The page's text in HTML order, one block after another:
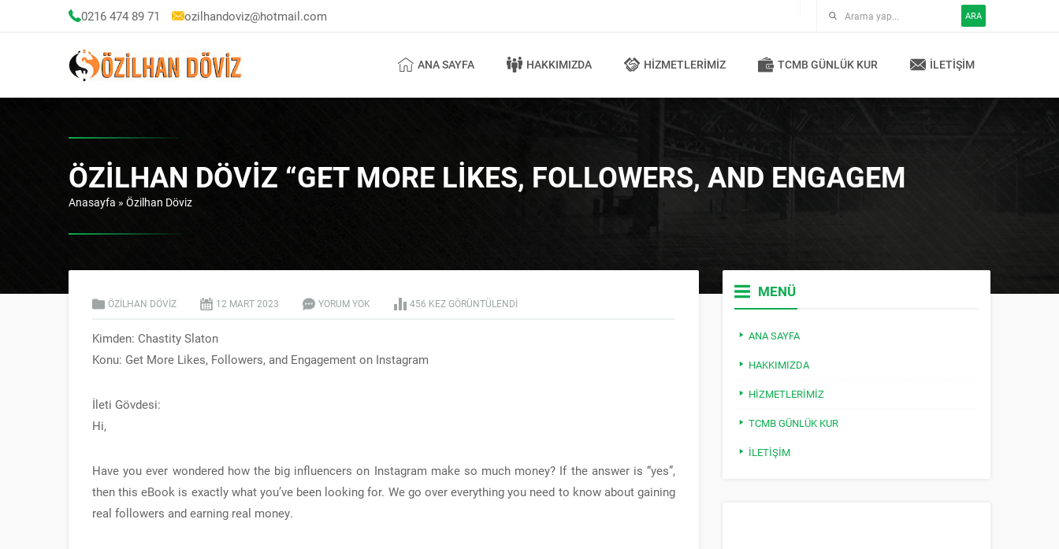
0216 474 89 71 ozilhandoviz@hotmail.com ARA
ANA SAYFA HAKKIMIZDA HIZMETLERIMIZ TCMB GÜNLÜK KUR İLETIŞIM
ÖZILHAN DÖVIZ “GET MORE LIKES, FOLLOWERS, AND ENGAGEM
Anasayfa » Özilhan Döviz
ÖZILHAN DÖVIZ 12 MART2023 YORUM YOK 456 KEZ GÖRÜNTÜLENDI
Kimden: Chastity Slaton
Konu: Get More Likes, Followers, and Engagement on Instagram
İleti Gövdesi:
Hi,
Have you ever wondered how the big influencers on Instagram make so much money? If the answer is “yes”,
then this eBook is exactly what you’ve been looking for. We go over everything you need to know about gaining
real followers and earning real money.
MENÜ
ANA SAYFA
HAKKIMIZDA
HIZMETLERIMIZ
TCMB GÜNLÜK KUR
İLETIŞIM